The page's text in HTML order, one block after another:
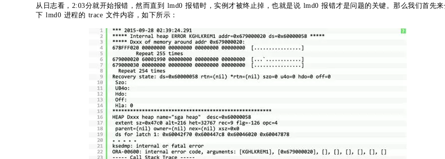
从日志看，2:03分就开始报错，然而直到 lmd0 报错时，实例才被终止掉，也就是说 lmd0 报错才是问题的关键。那么我们首先
下 lmd0 进程的 trace 文件内容，如下所示：